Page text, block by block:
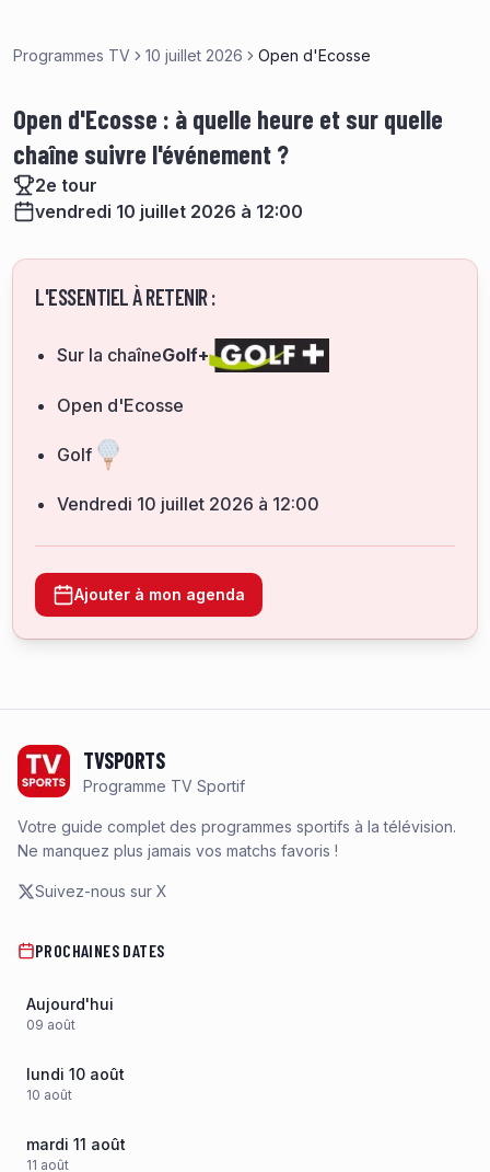
Programmes TV 10 juillet 2026 Open d'Ecosse
Open d'Ecosse : à quelle heure et sur quelle
chaîne suivre l'événement ?
2e tour
vendredi 10 juillet 2026 à 12:00
L'ESSENTIEL À RETENIR :
Sur la chaîneGolf+
Open d'Ecosse
Golf
vendredi 10 juillet 2026 à 12:00
Ajouter à mon agenda
TVSPORTS
Programme TV Sportif
Votre guide complet des programmes sportifs à la télévision.
Ne manquez plus jamais vos matchs favoris !
Suivez-nous sur X
PROCHAINES DATES
Aujourd'hui
09 août
lundi 10 août
10 août
mardi 11 août
11 août